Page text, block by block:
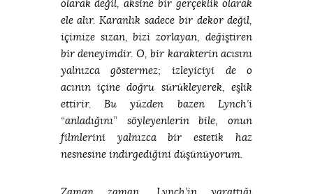
olarak değil, aksine bir gerçeklik olarak
ele alır. Karanlık sadece bir dekor değil,
içimize sızan, bizi zorlayan, değiştiren
bir deneyimdir. O, bir karakterin acısını
yalnızca göstermez; izleyiciyi de o
acının içine doğru sürükleyerek, eşlik
ettirir. Bu yüzden bazen Lynch’i
“anladığını” söyleyenlerin bile, onun
filmlerini yalnızca bir estetik haz
nesnesine indirgediğini düşünüyorum.